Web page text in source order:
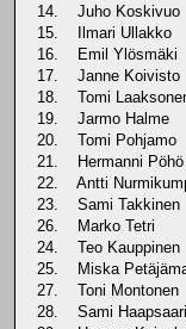
14. Juho Koskivuo
15. Ilmari Ullakko
16. Emil Ylösmäki
17. Janne Koivisto
18. Tomi
19. Jarmo Halme
20. Tomi Pohjamo
21. Hermanni Pöhö
22. Antti
23. Sami Takkinen
26. Marko Tetri
24. Teo Kauppinen
25. Miska
27. Toni Montonen
28. Sami Haapsaari